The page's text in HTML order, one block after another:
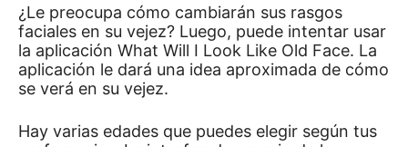
¿Le preocupa cómo cambiarán sus rasgos
faciales en su vejez? Luego, puede intentar usar
la aplicación What Will I Look Like Old Face. La
aplicación le dará una idea aproximada de cómo
se verá en su vejez.
Hay varias edades que puedes elegir según tus